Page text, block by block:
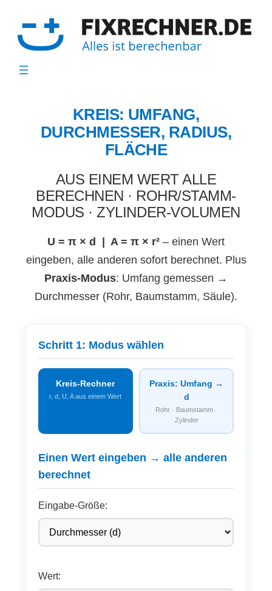
Inhalt
springen
KREIS: UMFANG,
DURCHMESSER, RADIUS,
FLÄCHE
AUS EINEM WERT ALLE
BERECHNEN · ROHR/STAMM-
MODUS · ZYLINDER-VOLUMEN
U = π × d | A = π × r² – einen Wert
eingeben, alle anderen sofort berechnet. Plus
Praxis-Modus: Umfang gemessen →
Durchmesser (Rohr, Baumstamm, Säule).
Schritt 1: Modus wählen
Kreis-Rechner
r, d, U, A aus einem Wert
Praxis: Umfang →
d
Rohr · Baumstamm ·
Zylinder
Einen Wert eingeben → alle anderen
berechnet
Eingabe-Größe:
Wert: